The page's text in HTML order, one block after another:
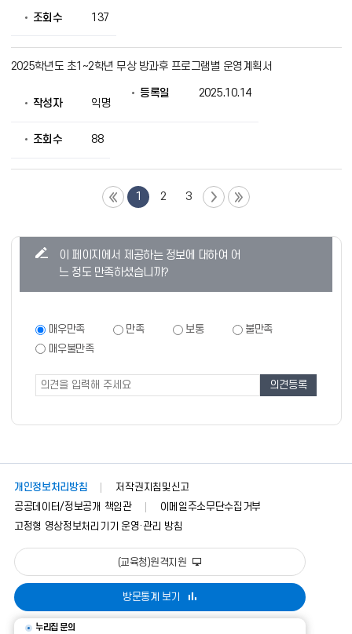
조회수 137
2025학년도 초1~2학년 무상 방과후 프로그램별 운영계획서
작성자 익명
등록일 2025.10.14
조회수 88
1 2 3
이 페이지에서 제공하는 정보에 대하여 어
느 정도 만족하셨습니까?
만
족
조
사
매우만족 만족 보통
불만족
매우불만족
개인정보처리방침
저작권지침및신고
공공데이터/정보공개 책임관
이메일주소무단수집거부
고정형 영상정보처리기기 운영·관리 방침
(교육청)원격지원
방문통계 보기
누리집 문의